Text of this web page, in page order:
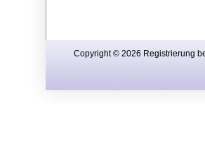
Copyright © 2026 Registrierung